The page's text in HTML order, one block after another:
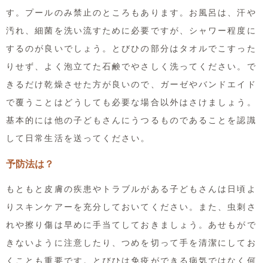
す。プールのみ禁止のところもあります。お風呂は、汗や
汚れ、細菌を洗い流すために必要ですが、シャワー程度に
するのが良いでしょう。とびひの部分はタオルでこすった
りせず、よく泡立てた石鹸でやさしく洗ってください。で
きるだけ乾燥させた方が良いので、ガーゼやバンドエイド
で覆うことはどうしても必要な場合以外はさけましょう。
基本的には他の子どもさんにうつるものであることを認識
して日常生活を送ってください。
予防法は？
もともと皮膚の疾患やトラブルがある子どもさんは日頃よ
りスキンケアーを充分しておいてください。また、虫刺さ
れや擦り傷は早めに手当てしておきましょう。あせもがで
きないように注意したり、つめを切って手を清潔にしてお
くことも重要です。とびひは免疫ができる病気ではなく何